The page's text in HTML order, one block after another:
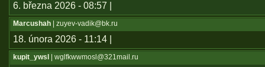
6. března 2026 - 08:57 |
Marcushah | zuyev-vadik@bk.ru
18. února 2026 - 11:14 |
kupit_ywsl | wglfkwwmosl@321mail.ru